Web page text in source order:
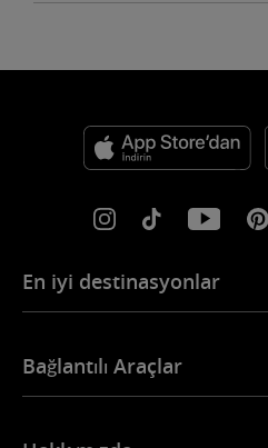
En iyi destinasyonlar
Avrupa için eSIM
Kanada için eSIM
Bağlantılı Araçlar